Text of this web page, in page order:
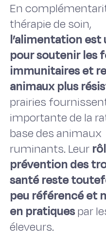
En
thérapie de soin,
l’alimentation est
pour soutenir les
immunitaires et
animaux plus
prairies
importante de la
base des animaux
ruminants. Leur
prévention des
santé reste
peu référencé et
en pratiquespar
éleveurs.